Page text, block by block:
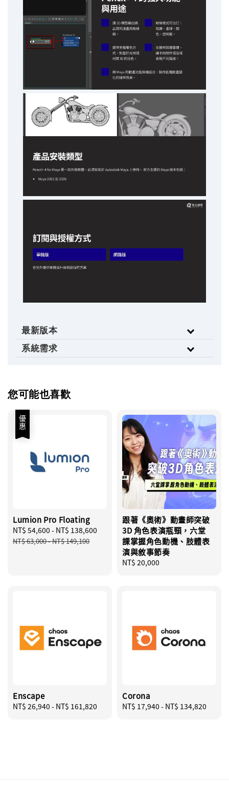
最新版本
系統需求
您可能也喜歡
優惠
Lumion Pro Floating
Sale
price
NT$ 54,600 - NT$ 138,600
Regular
NT$ 63,000-NT$ 149,100
跟著《奧術》動畫師突破
3D 角色表演瓶頸，六堂
課掌握角色動機、肢體表
演與敘事節奏
Regular
NT$ 20,000
Enscape
Regular
NT$ 26,940 - NT$ 161,820
Corona
Regular
NT$ 17,940 - NT$ 134,820